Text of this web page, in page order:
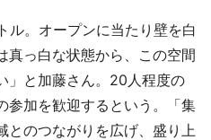
。オープンに当たり壁を白
真っ白な状態から、この空間
」と加藤さん。20人程度の
参加を歓迎するという。「集
とのつながりを広げ、盛り上